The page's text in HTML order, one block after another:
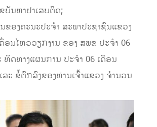
ບັນຫາຢາເສບຕິດ;
ຂອງຄະນະປະຈໍາ ສະພາປະຊາຊົນແຂວງ
ອນໄຫວວຽກງານ ຂອງ ສພຂ ປະຈຳ 06
ທິດທາງແຜນການ ປະຈຳ 06 ເດືອນ
ະ ຂໍ້ຕົກລົງຂອງທ່ານເຈົ້າແຂວງ ຈໍານວນ